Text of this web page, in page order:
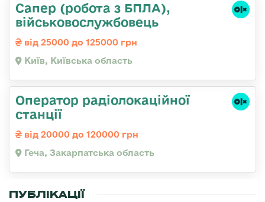
Сапер (робота з БПЛА),
військовослужбовець
від 25000 до 125000 грн
Київ, Київська область
Оператор радіолокаційної
станції
від 20000 до 120000 грн
Геча, Закарпатська область
ПУБЛІКАЦІЇ